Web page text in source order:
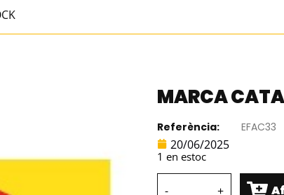
MARCA
Referència: EFAC33
20/06/2025
1 en estoc
- +